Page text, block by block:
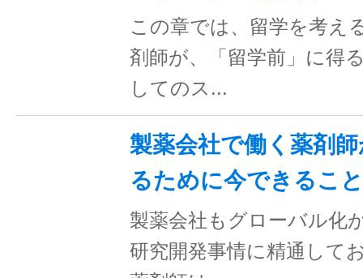
この章では、留学を考え
剤師が、「留学前」に得
してのス...
製薬会社で働く薬剤
るために今できること
製薬会社もグローバル化
研究開発事情に精通して